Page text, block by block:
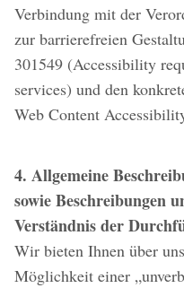
Verbindung mit der
zur barrierefreien
301549 (Accessibility
services) und den
Web Content
4. Allgemeine
sowie Beschreibungen
Verständnis der
Wir bieten Ihnen über
Möglichkeit einer